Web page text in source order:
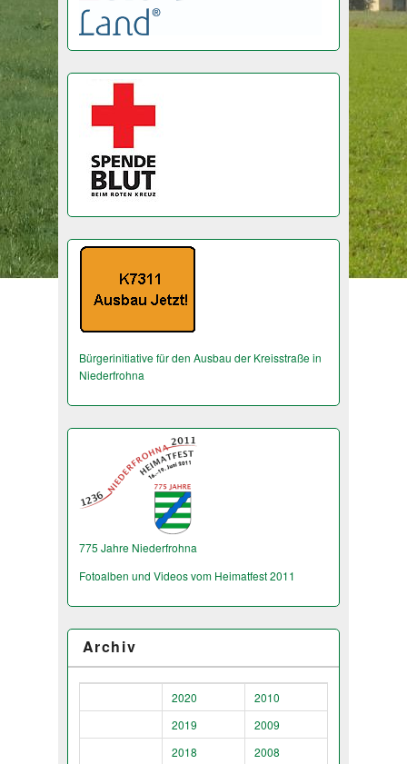
Bürgerinitiative für den Ausbau der Kreisstraße in
Niederfrohna
775 Jahre Niederfrohna
Fotoalben und Videos vom Heimatfest 2011
Archiv
2020
2010
2019
2009
2018
2008